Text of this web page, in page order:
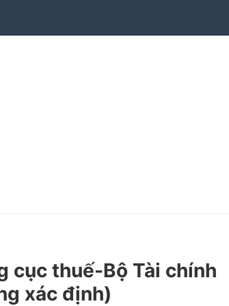
cục thuế-Bộ Tài chính
xác định)